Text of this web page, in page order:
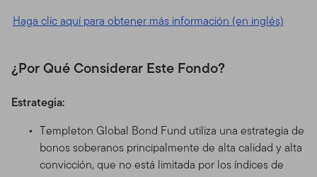
Haga clic aquí para obtener más información (en inglés)
¿Por Qué Considerar Este Fondo?
Estrategia:
Templeton Global Bond Fund utiliza una estrategia de
bonos soberanos principalmente de alta calidad y alta
convicción, que no está limitada por los índices de